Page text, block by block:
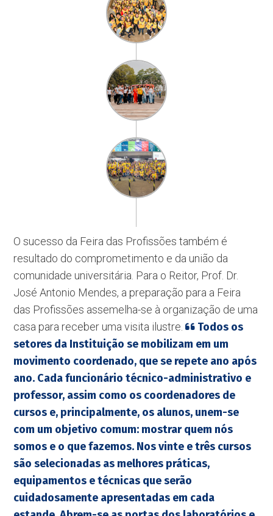
O sucesso da Feira das Profissões também é
resultado do comprometimento e da união da
comunidade universitária. Para o Reitor, Prof. Dr.
José Antonio Mendes, a preparação para a Feira
das Profissões assemelha-se à organização de uma
casa para receber uma visita ilustre.
Todos os
setores da Instituição se mobilizam em um
movimento coordenado, que se repete ano após
ano. Cada funcionário técnico-administrativo e
professor, assim como os coordenadores de
cursos e, principalmente, os alunos, unem-se
com um objetivo comum: mostrar quem nós
somos e o que fazemos. Nos vinte e três cursos
são selecionadas as melhores práticas,
equipamentos e técnicas que serão
cuidadosamente apresentadas em cada